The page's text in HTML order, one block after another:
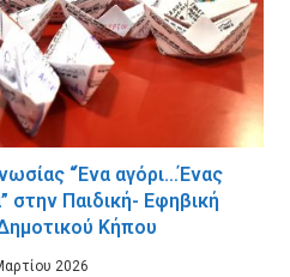
“Ένα αγόρι…Ένας
στην Παιδική- Εφηβική
Κήπου
2026